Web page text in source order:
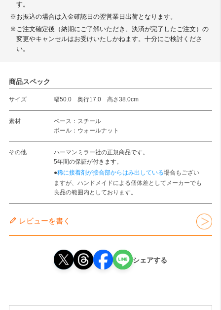
す。
※お振込の場合は入金確認日の翌営業日出荷となります。
※ご注文確定後（納期にご了解いただき、決済が完了したご注文）の
変更やキャンセルはお受けいたしかねます。十分にご検討くださ
い。
商品スペック
サイズ 幅50.0 奥行17.0 高さ38.0cm
素材
ベース：スチール
ボール：ウォールナット
その他
ハーマンミラー社の正規商品です。
5年間の保証が付きます。
●稀に接着剤が接合部からはみ出している場合もござい
ますが、ハンドメイドによる個体差としてメーカーでも
良品の範囲内としております。
レビューを書く
シェアする